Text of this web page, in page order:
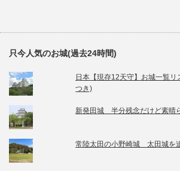
只今人気のお城(過去24時間)
日本【現存12天守】お城一覧リ
つき)
新発田城 半分残念だけど素晴
常陸太田の小野崎城 太田城を